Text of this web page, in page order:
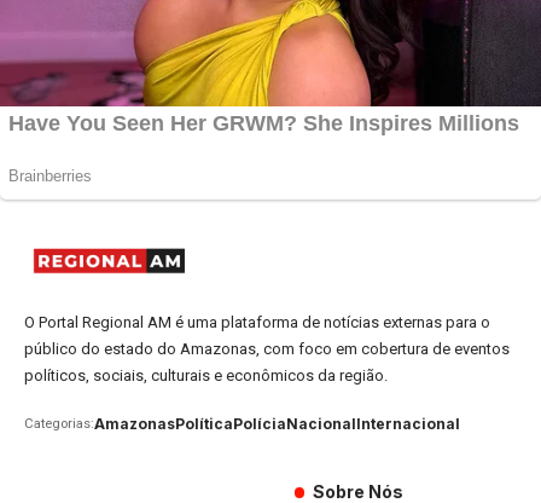
O Portal Regional AM é uma plataforma de notícias externas para o
público do estado do Amazonas, com foco em cobertura de eventos
políticos, sociais, culturais e econômicos da região.
Categorias:AmazonasPolíticaPolíciaNacionalInternacional
Sobre Nós